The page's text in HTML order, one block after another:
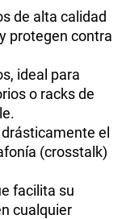
de alta calidad
protegen contra
ideal para
o racks de
el
(crosstalk)
facilita su
cualquier